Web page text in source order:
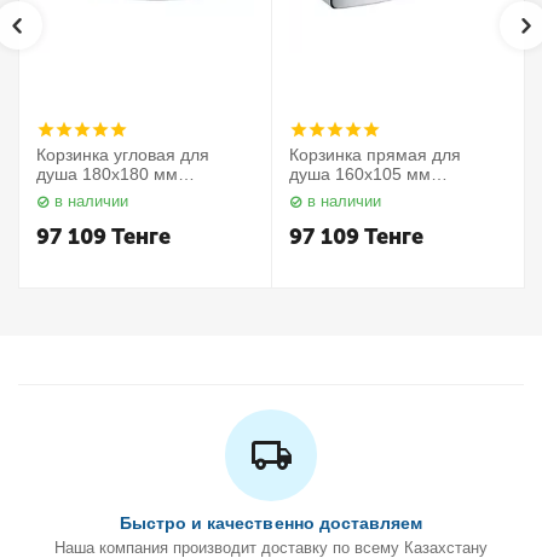
Корзинка угловая для
душа 180х180 мм
Elegance 11657010000
Keuco
в наличии
97 109Тенге
Корзинка прямая для
душа 160х105 мм
Elegance 11658010000
Keuco
в наличии
97 109Тенге
Быстро и качественно доставляем
Наша компания производит доставку по всему Казахстану